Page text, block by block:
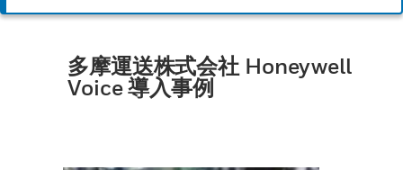
多摩運送株式会社 Honeywell
Voice 導入事例